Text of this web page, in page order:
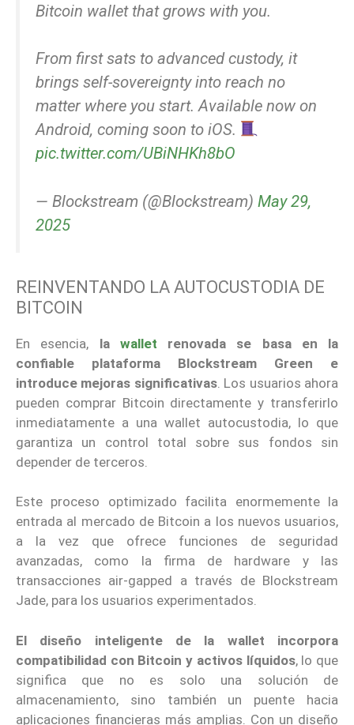
Bitcoin wallet that grows with you.
From first sats to advanced custody, it
brings self-sovereignty into reach no
matter where you start. Available now on
Android, coming soon to iOS.
pic.twitter.com/UBiNHKh8bO
— Blockstream (@Blockstream) May 29,
2025
REINVENTANDO LA AUTOCUSTODIA DE
BITCOIN
En esencia, la wallet renovada se basa en la
confiable plataforma Blockstream Green e
introduce mejoras significativas. Los usuarios ahora
pueden comprar Bitcoin directamente y transferirlo
inmediatamente a una wallet autocustodia, lo que
garantiza un control total sobre sus fondos sin
depender de terceros.
Este proceso optimizado facilita enormemente la
entrada al mercado de Bitcoin a los nuevos usuarios,
a la vez que ofrece funciones de seguridad
avanzadas, como la firma de hardware y las
transacciones air-gapped a través de Blockstream
Jade, para los usuarios experimentados.
El diseño inteligente de la wallet incorpora
compatibilidad con Bitcoin y activos líquidos, lo que
significa que no es solo una solución de
almacenamiento, sino también un puente hacia
aplicaciones financieras más amplias. Con un diseño